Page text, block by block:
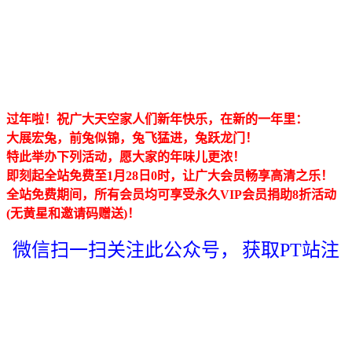
过年啦！祝广大天空家人们新年快乐，在新的一年里：
大展宏兔，前兔似锦，兔飞猛进，兔跃龙门！
特此举办下列活动，愿大家的年味儿更浓！
即刻起全站免费至1月28日0时，让广大会员畅享高清之乐！
全站免费期间，所有会员均可享受永久VIP会员捐助8折活动
(无黄星和邀请码赠送)！
微信扫一扫关注此公众号， 获取PT站注